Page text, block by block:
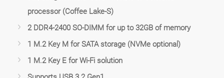
processor (Coffee Lake-S)
2 DDR4-2400 SO-DIMM for up to 32GB of memory
1 M.2 Key M for SATA storage (NVMe optional)
1 M.2 Key E for Wi-Fi solution